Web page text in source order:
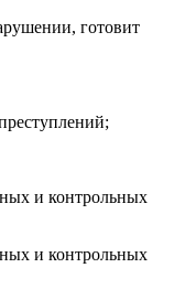
готовит
и контрольных
и контрольных